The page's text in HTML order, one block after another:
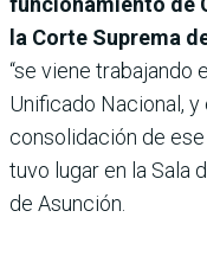
la Corte Suprema
“se viene trabajando
Unificado Nacional,
consolidación de
tuvo lugar en la Sala
de Asunción.